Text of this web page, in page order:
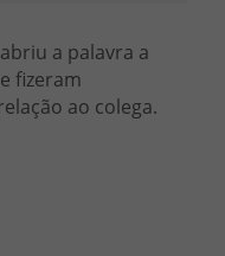
a palavra a
fizeram
ao colega.